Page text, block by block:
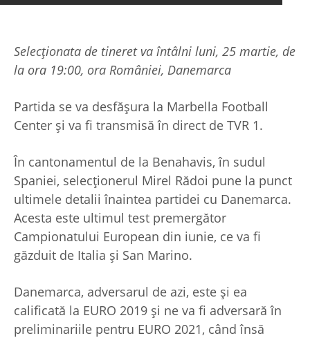
Selecționata de tineret va întâlni luni, 25 martie, de
la ora 19:00, ora României, Danemarca
Partida se va desfășura la Marbella Football
Center și va fi transmisă în direct de TVR 1.
În cantonamentul de la Benahavis, în sudul
Spaniei, selecționerul Mirel Rădoi pune la punct
ultimele detalii înaintea partidei cu Danemarca.
Acesta este ultimul test premergător
Campionatului European din iunie, ce va fi
găzduit de Italia și San Marino.
Danemarca, adversarul de azi, este și ea
calificată la EURO 2019 și ne va fi adversară în
preliminariile pentru EURO 2021, când însă